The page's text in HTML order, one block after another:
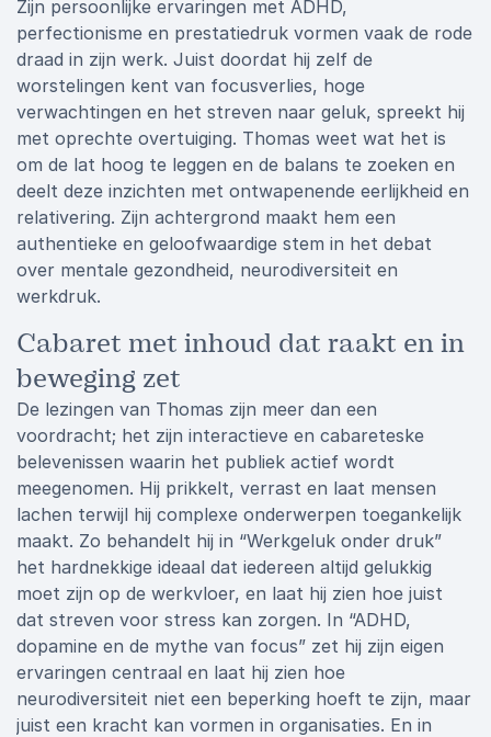
Zijn persoonlijke ervaringen met ADHD,
perfectionisme en prestatiedruk vormen vaak de rode
draad in zijn werk. Juist doordat hij zelf de
worstelingen kent van focusverlies, hoge
verwachtingen en het streven naar geluk, spreekt hij
met oprechte overtuiging. Thomas weet wat het is
om de lat hoog te leggen en de balans te zoeken en
deelt deze inzichten met ontwapenende eerlijkheid en
relativering. Zijn achtergrond maakt hem een
authentieke en geloofwaardige stem in het debat
over mentale gezondheid, neurodiversiteit en
werkdruk.
Cabaret met inhoud dat raakt en in
beweging zet
De lezingen van Thomas zijn meer dan een
voordracht; het zijn interactieve en cabareteske
belevenissen waarin het publiek actief wordt
meegenomen. Hij prikkelt, verrast en laat mensen
lachen terwijl hij complexe onderwerpen toegankelijk
maakt. Zo behandelt hij in “Werkgeluk onder druk”
het hardnekkige ideaal dat iedereen altijd gelukkig
moet zijn op de werkvloer, en laat hij zien hoe juist
dat streven voor stress kan zorgen. In “ADHD,
dopamine en de mythe van focus” zet hij zijn eigen
ervaringen centraal en laat hij zien hoe
neurodiversiteit niet een beperking hoeft te zijn, maar
juist een kracht kan vormen in organisaties. En in